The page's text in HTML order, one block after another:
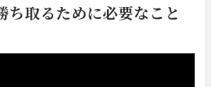
ち取るために必要なこと